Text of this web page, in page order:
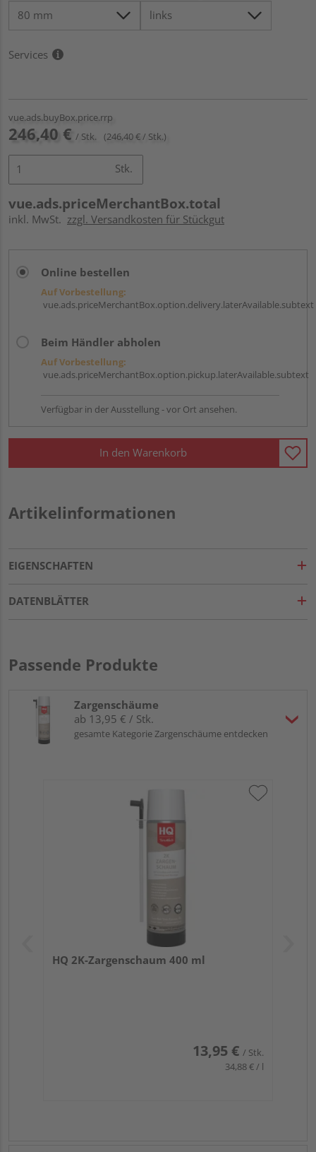
Services
vue.ads.buyBox.price.rrp
246,40 € / Stk. (246,40 € / Stk.)
Stk.
vue.ads.priceMerchantBox.total
inkl. MwSt. zzgl. Versandkosten für Stückgut
Online bestellen
Auf Vorbestellung:
vue.ads.priceMerchantBox.option.delivery.laterAvailable.subtext
Beim Händler abholen
Auf Vorbestellung:
vue.ads.priceMerchantBox.option.pickup.laterAvailable.subtext
Verfügbar in der Ausstellung - vor Ort ansehen.
In den Warenkorb
Artikelinformationen
EIGENSCHAFTEN
DATENBLÄTTER
Passende Produkte
Zargenschäume
ab 13,95 € / Stk.
gesamte Kategorie Zargenschäume entdecken
HQ 2K-Zargenschaum 400 ml
13,95 € / Stk.
34,88 € / l